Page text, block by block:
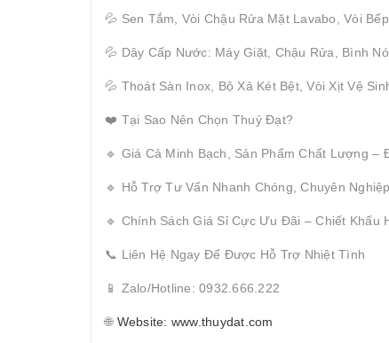
💦 Sen Tắm, Vòi Chậu Rửa Mặt Lavabo, Vòi
💦 Dây Cấp Nước: Máy Giặt, Chậu Rửa, Bình
💦 Thoát Sàn Inox, Bộ Xả Két Bệt, Vòi Xịt Vệ
❤️ Tại Sao Nên Chọn Thuý Đạt?
🔹 Giá Cả Minh Bạch, Sản Phẩm Chất Lượng –
🔹 Hỗ Trợ Tư Vấn Nhanh Chóng, Chuyên
🔹 Chính Sách Giá Sỉ Cực Ưu Đãi – Chiết Khấu
📞 Liên Hệ Ngay Để Được Hỗ Trợ Nhiệt Tình
📱 Zalo/Hotline: 0932.666.222
🌐 Website: www.thuydat.com